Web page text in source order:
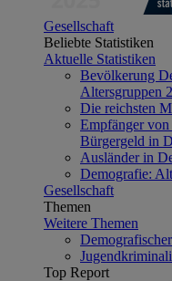
Gesellschaft
Beliebte Statistiken
Aktuelle Statistiken
Bevölkerung
Altersgruppen
Die reichsten
Empfänger
Bürgergeld in
Ausländer in
Demografie:
Gesellschaft
Themen
Weitere Themen
Top Report